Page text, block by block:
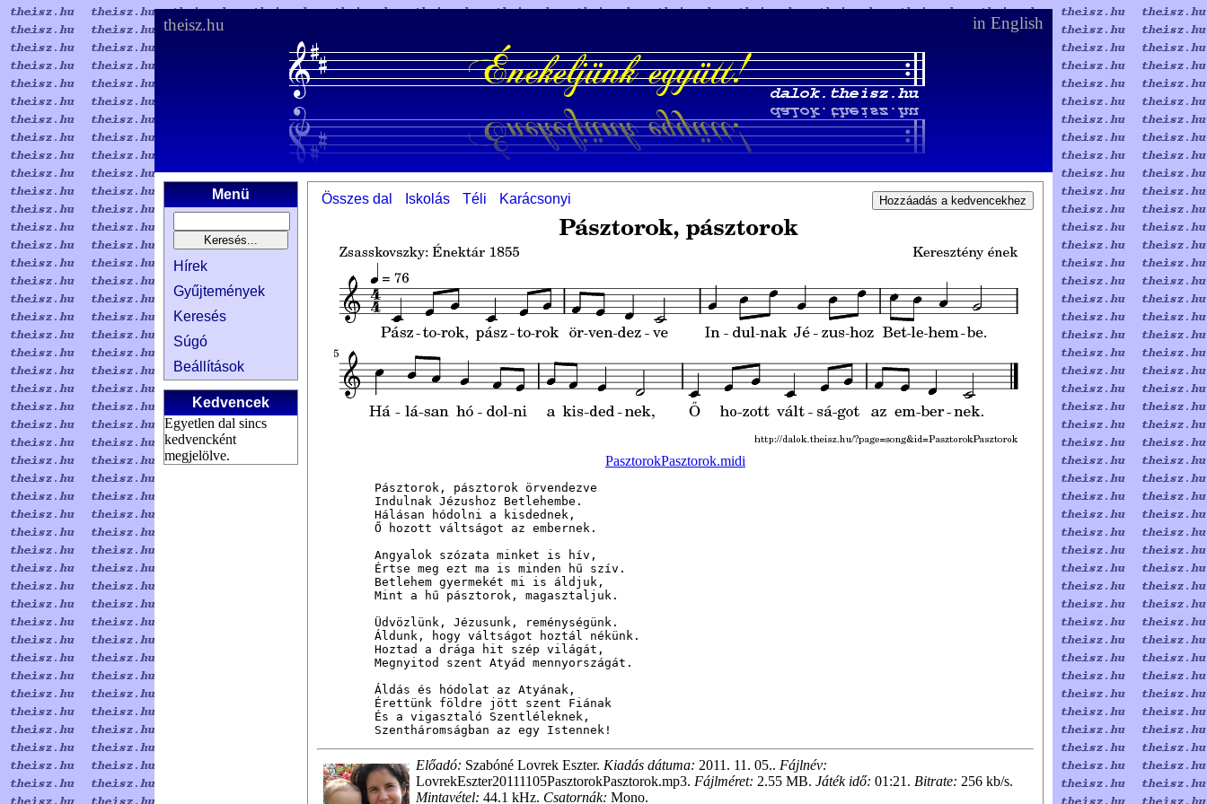
theisz.hu in English
Menü
Hírek
Gyűjtemények
Keresés
Súgó
Beállítások
Kedvencek
Egyetlen dal sincs
kedvencként
megjelölve.
Összes dal Iskolás Téli Karácsonyi
PasztorokPasztorok.midi
Pásztorok, pásztorok örvendezve
Indulnak Jézushoz Betlehembe.
Hálásan hódolni a kisdednek,
Ő hozott váltságot az embernek.
Angyalok szózata minket is hív,
Értse meg ezt ma is minden hű szív.
Betlehem gyermekét mi is áldjuk,
Mint a hű pásztorok, magasztaljuk.
Üdvözlünk, Jézusunk, reménységünk.
Áldunk, hogy váltságot hoztál nékünk.
Hoztad a drága hit szép világát,
Megnyitod szent Atyád mennyországát.
Áldás és hódolat az Atyának,
Érettünk földre jött szent Fiának
És a vigasztaló Szentléleknek,
Szentháromságban az egy Istennek!
Előadó: Szabóné Lovrek Eszter. Kiadás dátuma: 2011. 11. 05.. Fájlnév:
LovrekEszter20111105PasztorokPasztorok.mp3. Fájlméret: 2.55 MB. Játék idő: 01:21. Bitrate: 256 kb/s.
Mintavétel: 44.1 kHz. Csatornák: Mono.